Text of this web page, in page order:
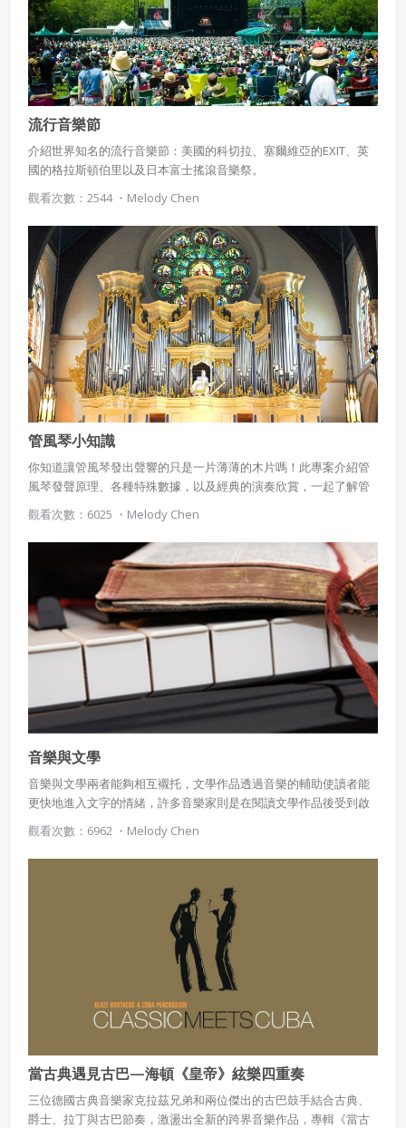
流行音樂節
介紹世界知名的流行音樂節：美國的科切拉、塞爾維亞的EXIT、英
國的格拉斯頓伯里以及日本富士搖滾音樂祭。
觀看次數：2544 ・ Melody Chen
管風琴小知識
你知道讓管風琴發出聲響的只是一片薄薄的木片嗎！此專案介紹管
風琴發聲原理、各種特殊數據，以及經典的演奏欣賞，一起了解管
風琴的奧祕吧！
觀看次數：6025 ・ Melody Chen
音樂與文學
音樂與文學兩者能夠相互襯托，文學作品透過音樂的輔助使讀者能
更快地進入文字的情緒，許多音樂家則是在閱讀文學作品後受到啟
發，進而以音樂來描繪內心的感動。本專案介紹幾個音樂與文學結
合的例子：柴科夫斯基《羅密歐與茱麗葉》幻想序曲、拉威爾《加
斯巴之夜》、荀貝格《昇華之夜》。
觀看次數：6962 ・ Melody Chen
當古典遇見古巴—海頓《皇帝》絃樂四重奏
三位德國古典音樂家克拉茲兄弟和兩位傑出的古巴鼓手結合古典、
爵士、拉丁與古巴節奏，激盪出全新的跨界音樂作品，專輯《當古